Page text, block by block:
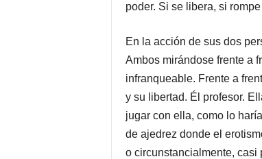
poder. Si se libera, si
En la acción de sus dos
Ambos mirándose frente a
infranqueable. Frente a
y su libertad. Él profesor.
jugar con ella, como lo
de ajedrez donde el
o circunstancialmente, casi